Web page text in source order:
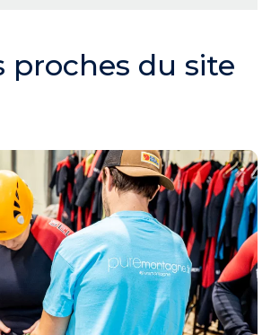
proches du site